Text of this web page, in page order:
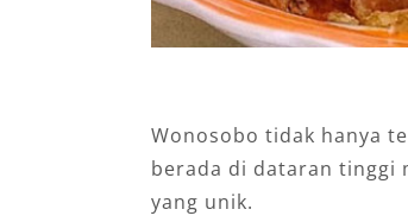
Wonosobo tidak hanya
berada di dataran tinggi
yang unik.